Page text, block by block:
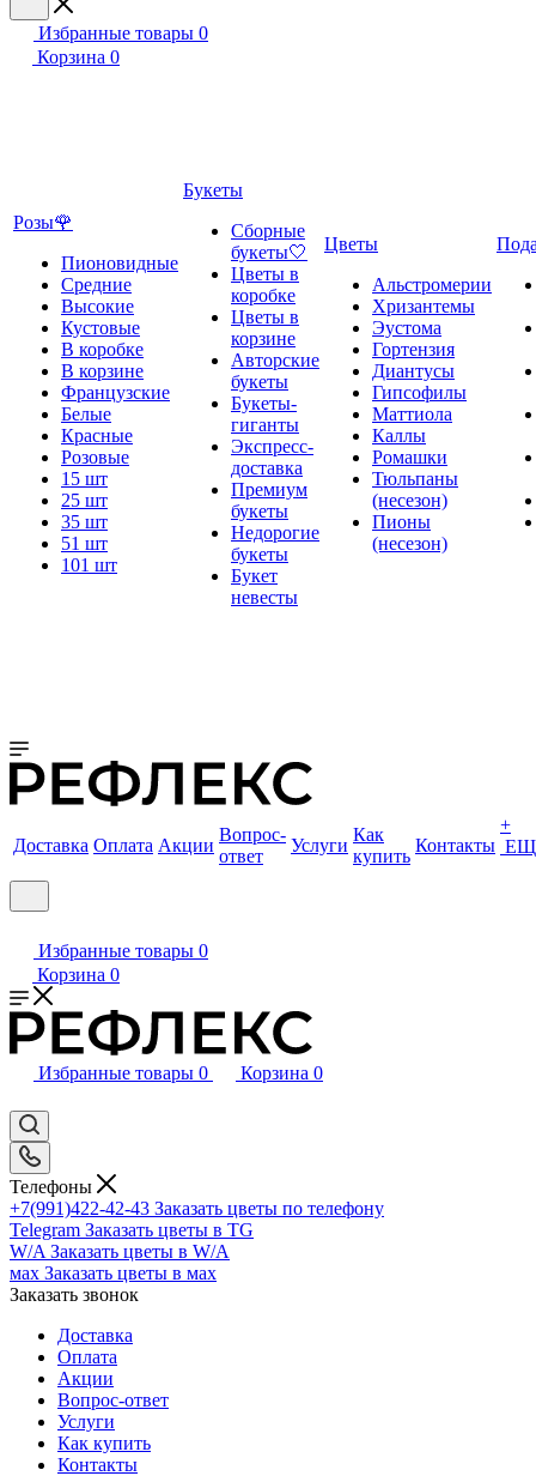
Избранные товары 0
Корзина 0
Розы🌹
Пионовидные
Средние
Высокие
Кустовые
В коробке
В корзине
Французские
Белые
Красные
Розовые
15 шт
25 шт
35 шт
51 шт
101 шт
Букеты
Сборные
букеты🤍
Цветы в
коробке
Цветы в
корзине
Авторские
букеты
Букеты-
гиганты
Экспресс-
доставка
Премиум
букеты
Недорогие
букеты
Букет
невесты
Цветы
Альстромерии
Хризантемы
Эустома
Гортензия
Диантусы
Гипсофилы
Маттиола
Каллы
Ромашки
Тюльпаны
(несезон)
Пионы
(несезон)
Доставка Оплата Акции
Вопрос-
ответ
Услуги
Как
купить
Контакты
+
Избранные товары 0
Корзина 0
Избранные товары 0 Корзина 0
Телефоны
+7(991)422-42-43 Заказать цветы по телефону
Telegram Заказать цветы в TG
W/A Заказать цветы в W/A
мах Заказать цветы в мах
Заказать звонок
Доставка
Оплата
Акции
Вопрос-ответ
Услуги
Как купить
Контакты